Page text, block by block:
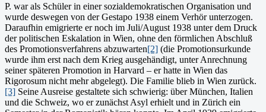
P. war als Schüler in einer sozialdemokratischen Organisation und
wurde deswegen von der Gestapo 1938 einem Verhör unterzogen.
Daraufhin emigrierte er noch im Juli/August 1938 unter dem Druck
der politischen Eska­lation in Wien, ohne den förmlichen Ab­schluß
des Promotionsverfahrens ab­zuwarten[2] (die Promotionsurkunde
wurde ihm erst nach dem Krieg ausgehändigt, unter Anrechnung
seiner späteren Promotion in Harvard – er hatte in Wien das
Rigorosum nicht mehr abgelegt). Die Familie blieb in Wien zu­rück.
[3] Seine Ausreise gestaltete sich schwierig: über München, Italien
und die Schweiz, wo er zunächst Asyl erhielt und in Zürich ein